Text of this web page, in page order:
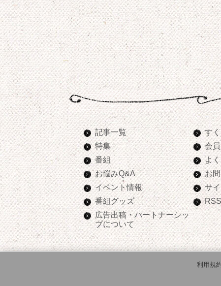
記事一覧
特集
番組
お悩みQ&A
イベント情報
番組グッズ
広告出稿・パートナーシッ
プについて
す
会
よ
お
サ
RSS
利用規